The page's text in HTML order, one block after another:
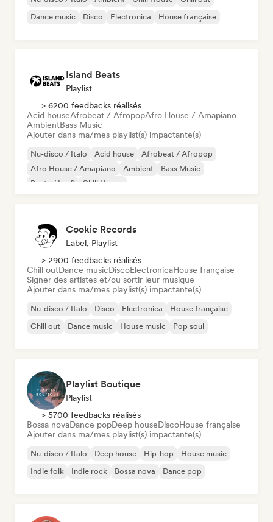
Dance music
Disco Electronica House française
Island Beats
Playlist
> 6200 feedbacks réalisés
Acid houseAfrobeat / AfropopAfro House / Amapiano
AmbientBass Music
Ajouter dans ma/mes playlist(s) impactante(s)
Nu-disco / Italo Acid house
Afrobeat / Afropop
Afro House / Amapiano
Ambient
Bass Music
Beats / Lo-fi
Chill House
Cookie Records
Label, Playlist
> 2900 feedbacks réalisés
Chill outDance musicDiscoElectronicaHouse française
Signer des artistes et/ou sortir leur musique
Ajouter dans ma/mes playlist(s) impactante(s)
Nu-disco / Italo Disco Electronica
House française
Chill out
Dance music House music Pop soul
Playlist Boutique
Playlist
> 5700 feedbacks réalisés
Bossa novaDance popDeep houseDiscoHouse française
Ajouter dans ma/mes playlist(s) impactante(s)
Nu-disco / Italo Deep house Hip-hop
House music
Indie folk
Indie rock Bossa nova Dance pop